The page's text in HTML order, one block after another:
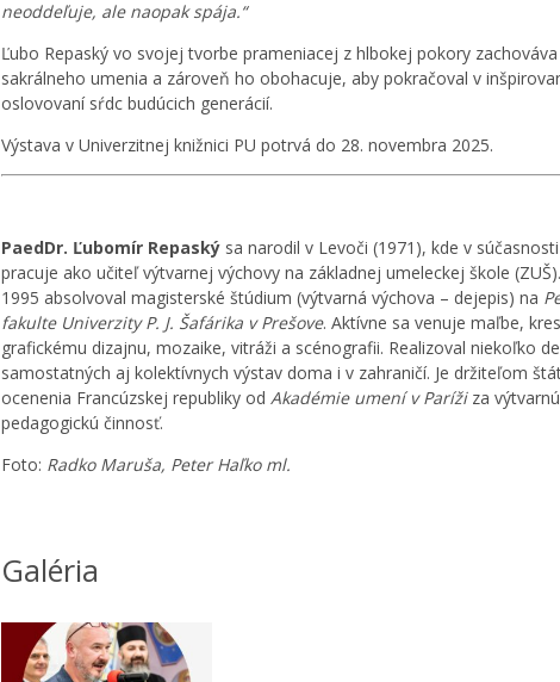
neoddeľuje, ale naopak spája.“
Ľubo Repaský vo svojej tvorbe prameniacej z hlbokej pokory
sakrálneho umenia a zároveň ho obohacuje, aby pokračoval v
oslovovaní sŕdc budúcich generácií.
Výstava v Univerzitnej knižnici PU potrvá do 28. novembra 2025.
PaedDr. Ľubomír Repaský sa narodil v Levoči (1971), kde v
pracuje ako učiteľ výtvarnej výchovy na základnej umeleckej škole
1995 absolvoval magisterské štúdium (výtvarná výchova – dejepis) na
fakulte Univerzity P. J. Šafárika v Prešove. Aktívne sa venuje maľbe,
grafickému dizajnu, mozaike, vitráži a scénografii. Realizoval niekoľko
samostatných aj kolektívnych výstav doma i v zahraničí. Je držiteľom
ocenenia Francúzskej republiky od Akadémie umení v Parížiza
pedagogickú činnosť.
Foto: Radko Maruša, Peter Haľko ml.
Galéria